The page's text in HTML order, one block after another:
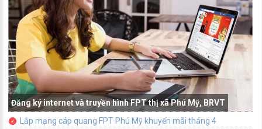
Đăng ký internet và truyền hình FPT thị xã Phú Mỹ, BRVT
Lắp mạng cáp quang FPT Phú Mỹ khuyến mãi tháng 4